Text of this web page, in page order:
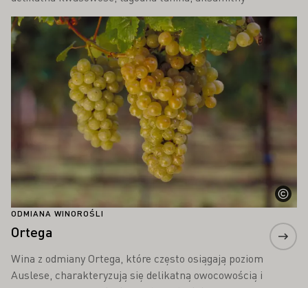
ODMIANA WINOROŚLI
Ortega
Wina z odmiany Ortega, które często osiągają poziom
Auslese, charakteryzują się delikatną owocowością i
Proszę dowiedzieć się więcej